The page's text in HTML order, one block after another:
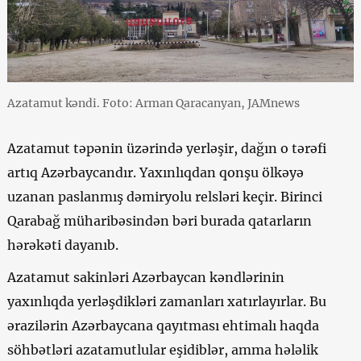
Azatamut kəndi. Foto: Arman Qaracanyan, JAMnews
Azatamut təpənin üzərində yerləşir, dağın o tərəfi
artıq Azərbaycandır. Yaxınlıqdan qonşu ölkəyə
uzanan paslanmış dəmiryolu relsləri keçir. Birinci
Qarabağ müharibəsindən bəri burada qatarların
hərəkəti dayanıb.
Azatamut sakinləri Azərbaycan kəndlərinin
yaxınlıqda yerləşdikləri zamanları xatırlayırlar. Bu
ərazilərin Azərbaycana qayıtması ehtimalı haqda
söhbətləri azatamutlular eşidiblər, amma hələlik